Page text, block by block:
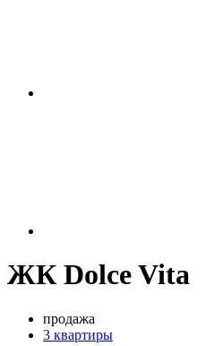
ЖК Dolce Vita
продажа
3 квартиры